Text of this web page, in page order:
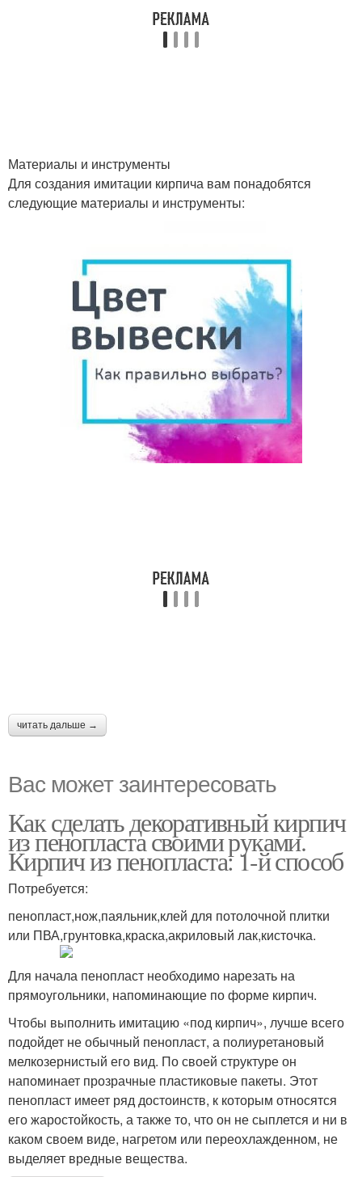
Материалы и инструменты
Для создания имитации кирпича вам понадобятся
следующие материалы и инструменты:
читать дальше →
Вас может заинтересовать
Как сделать декоративный кирпич
из пенопласта своими руками.
Кирпич из пенопласта: 1-й способ
Потребуется:
пенопласт,нож,паяльник,клей для потолочной плитки
или ПВА,грунтовка,краска,акриловый лак,кисточка.
Для начала пенопласт необходимо нарезать на
прямоугольники, напоминающие по форме кирпич.
Чтобы выполнить имитацию «под кирпич», лучше всего
подойдет не обычный пенопласт, а полиуретановый
мелкозернистый его вид. По своей структуре он
напоминает прозрачные пластиковые пакеты. Этот
пенопласт имеет ряд достоинств, к которым относятся
его жаростойкость, а также то, что он не сыплется и ни в
каком своем виде, нагретом или переохлажденном, не
выделяет вредные вещества.